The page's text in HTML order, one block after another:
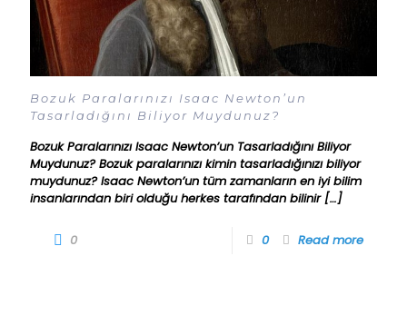
Bozuk Paralarınızı Isaac Newton’un
Tasarladığını Biliyor Muydunuz?
Bozuk Paralarınızı Isaac Newton’un Tasarladığını Biliyor
Muydunuz? Bozuk paralarınızı kimin tasarladığınızı biliyor
muydunuz? Isaac Newton’un tüm zamanların en iyi bilim
insanlarından biri olduğu herkes tarafından bilinir[…]
0 0 Read more